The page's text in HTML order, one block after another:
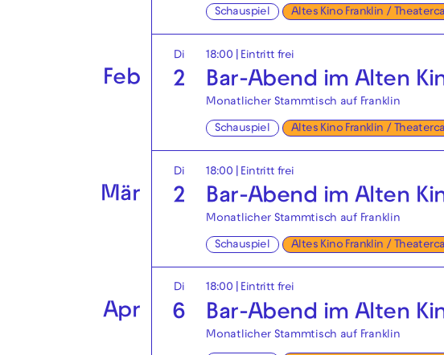
Schauspiel Altes Kino Franklin /
Feb
Di
2
18:00 Eintritt frei
Bar-Abend im Alten
Monatlicher Stammtisch auf Franklin
Schauspiel Altes Kino Franklin /
Mär
Di
2
18:00 Eintritt frei
Bar-Abend im Alten
Monatlicher Stammtisch auf Franklin
Schauspiel Altes Kino Franklin /
Apr
Di
6
18:00 Eintritt frei
Bar-Abend im Alten
Monatlicher Stammtisch auf Franklin